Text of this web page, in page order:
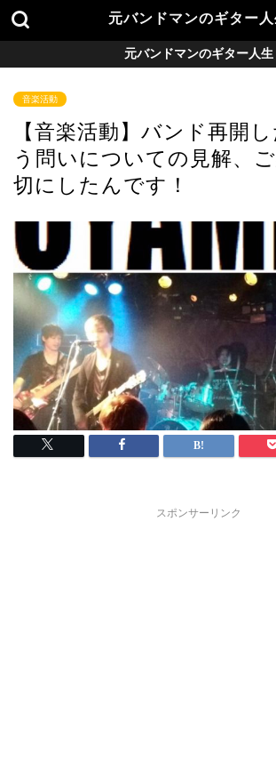
元バンドマンのギター
元バンドマンのギター人生
音楽活動
【音楽活動】バンド再開
う問いについての見解、
切にしたんです！
スポンサーリンク